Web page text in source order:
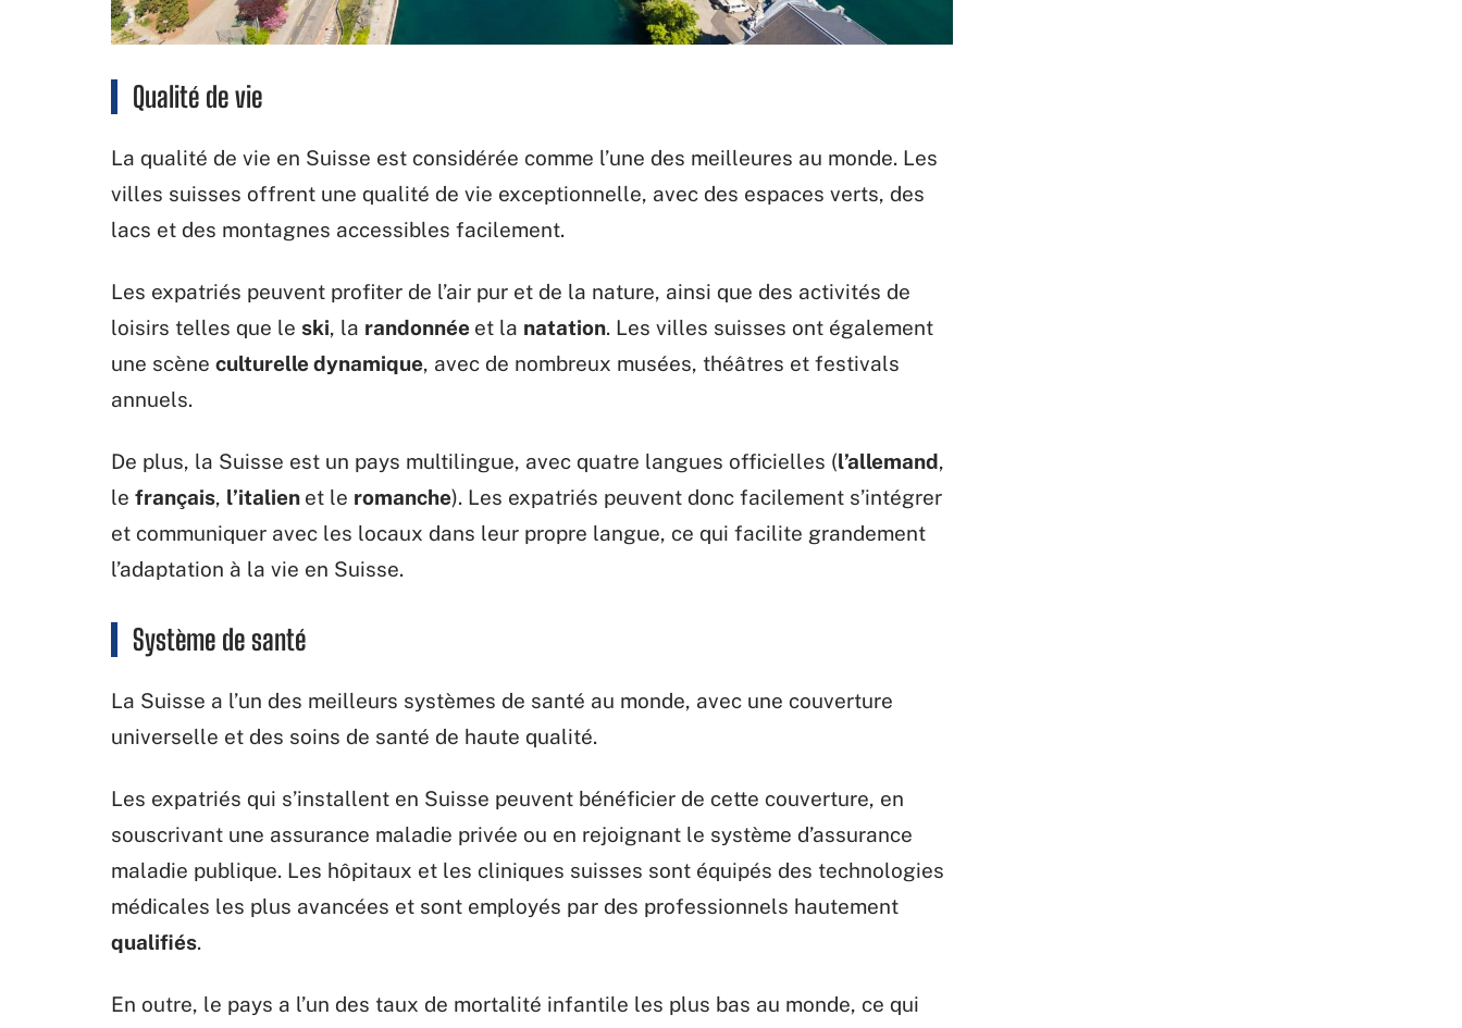
Qualité de vie
La qualité de vie en Suisse est considérée comme l’une des meilleures au monde. Les
villes suisses offrent une qualité de vie exceptionnelle, avec des espaces verts, des
lacs et des montagnes accessibles facilement.
Les expatriés peuvent profiter de l’air pur et de la nature, ainsi que des activités de
loisirs telles que le ski, la randonnée et la natation. Les villes suisses ont également
une scène culturelle dynamique, avec de nombreux musées, théâtres et festivals
annuels.
De plus, la Suisse est un pays multilingue, avec quatre langues officielles (l’allemand,
le français, l’italien et le romanche). Les expatriés peuvent donc facilement s’intégrer
et communiquer avec les locaux dans leur propre langue, ce qui facilite grandement
l’adaptation à la vie en Suisse.
Système de santé
La Suisse a l’un des meilleurs systèmes de santé au monde, avec une couverture
universelle et des soins de santé de haute qualité.
Les expatriés qui s’installent en Suisse peuvent bénéficier de cette couverture, en
souscrivant une assurance maladie privée ou en rejoignant le système d’assurance
maladie publique. Les hôpitaux et les cliniques suisses sont équipés des technologies
médicales les plus avancées et sont employés par des professionnels hautement
qualifiés.
En outre, le pays a l’un des taux de mortalité infantile les plus bas au monde, ce qui